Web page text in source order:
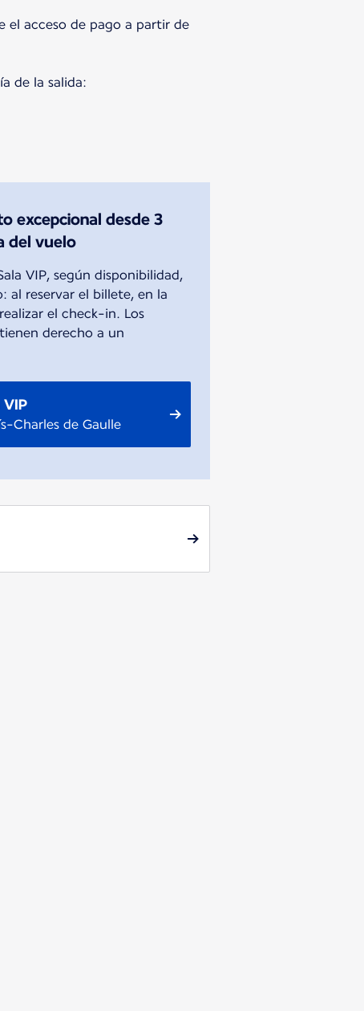
el acceso de pago a partir de
de la salida:
excepcional desde 3
del vuelo
VIP, según disponibilidad,
al reservar el billete, en la
el check-in. Los
derecho a un
VIP
Charles de Gaulle